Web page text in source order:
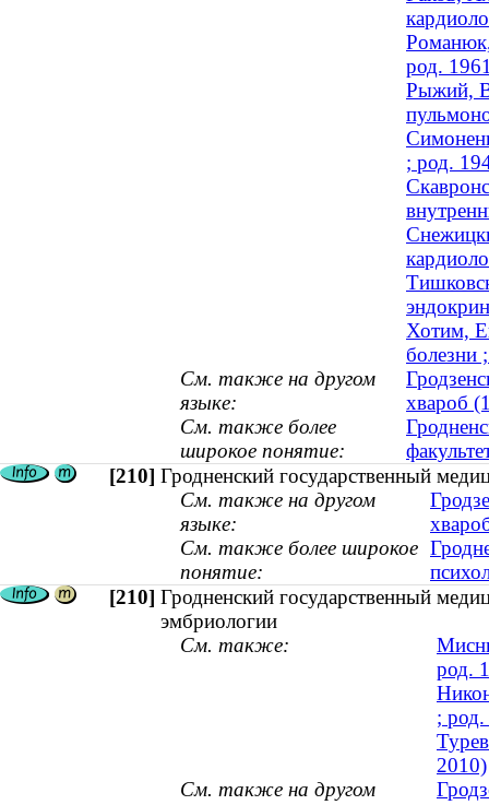
род.
Рыжий,
; род.
Хотим,
болезни
См. также на другом
языке:
хвароб
См. также более
широкое понятие:
[210] Гродненский государственный
См. также на другом
языке:
См. также более широкое
понятие:
[210] Гродненский государственный
эмбриологии
См. также:
род.
;
2010)
См. также на другом